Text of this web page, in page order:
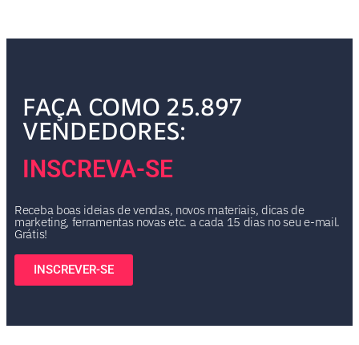
FAÇA COMO 25.897
VENDEDORES:
INSCREVA-SE
Receba boas ideias de vendas, novos materiais, dicas de
marketing, ferramentas novas etc. a cada 15 dias no seu e-mail.
Grátis!
INSCREVER-SE